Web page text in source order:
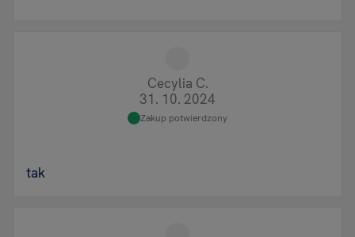
Cecylia C.
31. 10. 2024
Zakup potwierdzony
tak